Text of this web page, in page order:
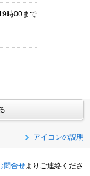
時00まで
アイコンの説明
問合せよりご連絡くださ